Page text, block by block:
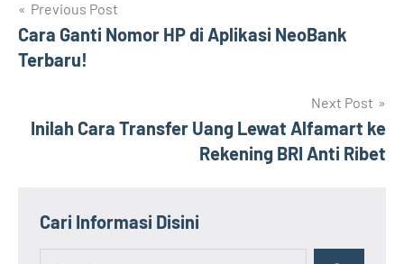
Navigasi
pos
Previous Post
Cara Ganti Nomor HP di Aplikasi NeoBank
Terbaru!
Next Post
Inilah Cara Transfer Uang Lewat Alfamart ke
Rekening BRI Anti Ribet
Cari Informasi Disini